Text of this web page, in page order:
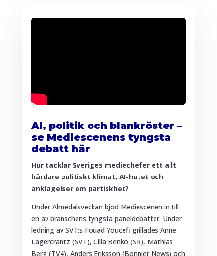
AI, politik och blankröster –
se Mediescenens tyngsta
debatt här
Hur tacklar Sveriges mediechefer ett allt
hårdare politiskt klimat, AI-hotet och
anklagelser om partiskhet?
Under Almedalsveckan bjöd Mediescenen in till
en av branschens tyngsta paneldebatter. Under
ledning av SVT:s Fouad Youcefi grillades Anne
Lagercrantz (SVT), Cilla Benkö (SR), Mathias
Berg (TV4), Anders Eriksson (Bonnier News) och